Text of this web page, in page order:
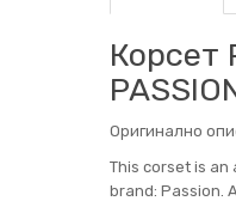
Корсет
Оригинално
This corset is
brand: Passion.